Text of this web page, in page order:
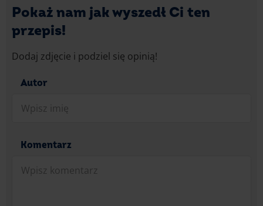
Pokaż nam jak wyszedł Ci ten
przepis!
Dodaj zdjęcie i podziel się opinią!
Autor
Komentarz